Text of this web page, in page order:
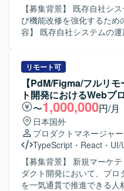
ックエンドにはLaravelが
ードを読み解きながらAPI
グAIツールを活用した開発
品質管理まで一貫して関
中心とした技術スタックに
も触れながら、技術的リー
React.js データベース：
ツール：AWS、
【募集背景】 既存自社シ
び機能改修を強化するための募
容】 既存自社システムの
ていただきます。技術的
施していただきます。AIツ
推進していただきます。 【求める人物像】 最新技術（特に
AIツールやIDE）への感度
プ・導入できる方を求めて
し、サービスをより良くす
を歓迎します。レガシーコ
み、紐解くことにやりがい
す。チームと協力しなが
スターターな方を求めて
的にやるべきことを見つけ
リモート可
【PdM/Figma/フルリ
ト開発におけるWebプ
〜1,000,000円/月
日本国外
プロダクトマネージャー
TypeScript ・ React ・ UI/
【募集背景】 新規マーケ
ダクト開発において、プ
を一気通貫で推進できる人材を